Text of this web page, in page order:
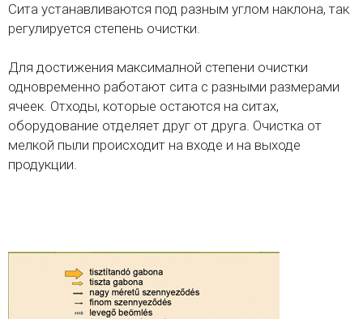
Сита устанавливаются под разным углом наклона, так
регулируется степень очистки.
Для достижения максималной степени очистки
одновременно работают сита с разными размерами
ячеек. Отходы, которые остаются на ситах,
оборудование отделяет друг от друга. Очистка от
мелкой пыли происходит на входе и на выходе
продукции.